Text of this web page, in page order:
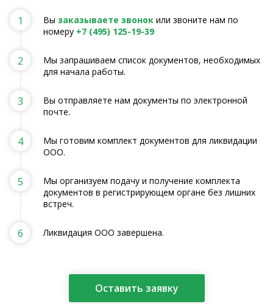
1 Вы заказываете звонок или звоните нам по
номеру +7 (495) 125-19-39
2
Мы запрашиваем список документов, необходимых
для начала работы.
3
Вы отправляете нам документы по электронной
почте.
4
Мы готовим комплект документов для ликвидации
ООО.
5
Мы организуем подачу и получение комплекта
документов в регистрирующем органе без лишних
встреч.
6 Ликвидация ООО завершена.
Оставить заявку